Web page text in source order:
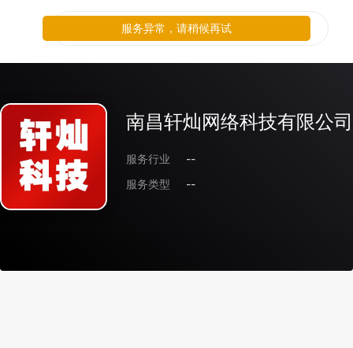
南昌轩灿网络科技有限公司
服务行业
--
服务类型
--
服务异常，请稍候再试